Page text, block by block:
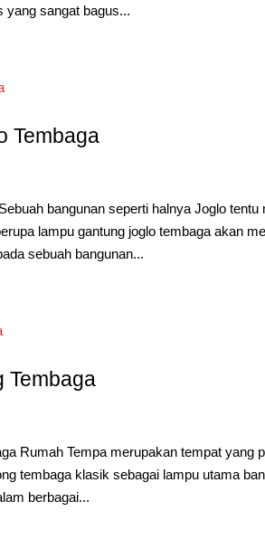
yang sangat bagus...
Tembaga
bangunan seperti halnya Joglo
lampu gantung joglo tembaga akan
sebuah bangunan...
Tembaga
Rumah Tempa merupakan tempat yang
tembaga klasik sebagai lampu utama
berbagai...